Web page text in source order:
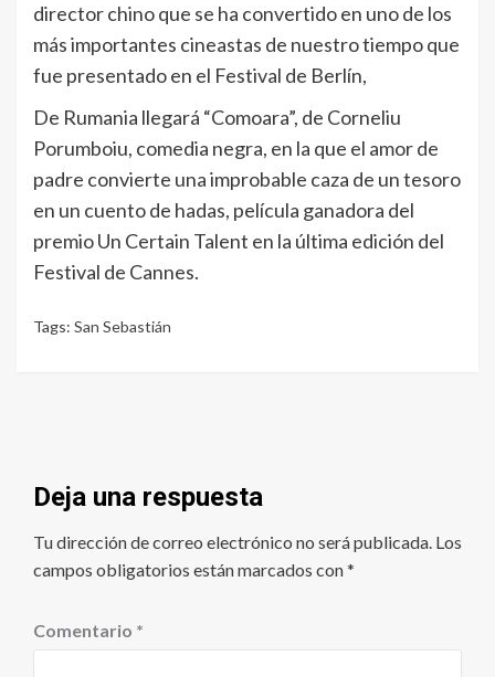
director chino que se ha convertido en uno de los
más importantes cineastas de nuestro tiempo que
fue presentado en el Festival de Berlín,
De Rumania llegará “Comoara”, de Corneliu
Porumboiu, comedia negra, en la que el amor de
padre convierte una improbable caza de un tesoro
en un cuento de hadas, película ganadora del
premio Un Certain Talent en la última edición del
Festival de Cannes.
Tags: San Sebastián
Deja una respuesta
Tu dirección de correo electrónico no será publicada. Los
campos obligatorios están marcados con*
Comentario *